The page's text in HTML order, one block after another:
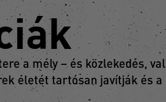
a mély – és közlekedés,
életét tartósan javítják és